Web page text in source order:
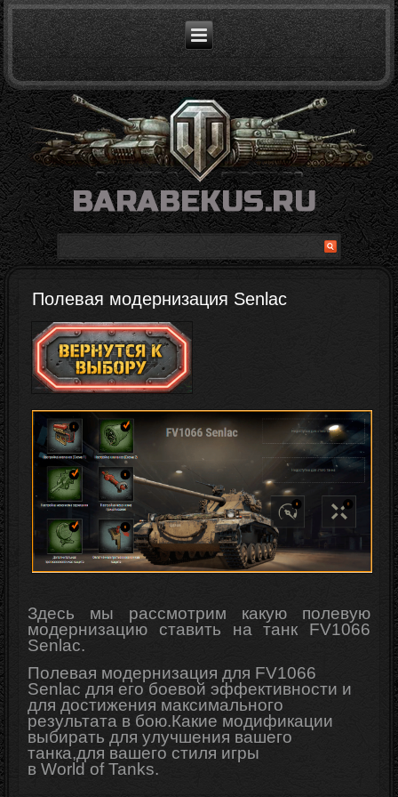
Полевая модернизация Senlac
Здесь мы рассмотрим какую полевую
модернизацию ставить на танк FV1066
Senlac.
Полевая модернизация для FV1066
Senlac для его боевой эффективности и
для достижения максимального
результата в бою.Какие модификации
выбирать дляулучшения вашего
танка,для вашего стиля игры
вWorldofTanks.